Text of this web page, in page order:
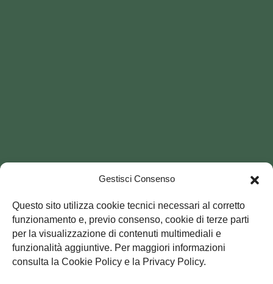
Gestisci Consenso
Questo sito utilizza cookie tecnici necessari al corretto
funzionamento e, previo consenso, cookie di terze parti
per la visualizzazione di contenuti multimediali e
funzionalità aggiuntive. Per maggiori informazioni
consulta la Cookie Policy e la Privacy Policy.